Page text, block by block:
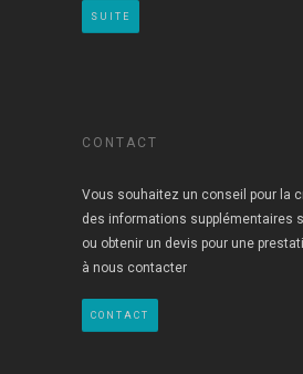
SUITE
CONTACT
Vous souhaitez un conseil pour la
des informations supplémentaires
ou obtenir un devis pour une
à nous contacter
CONTACT